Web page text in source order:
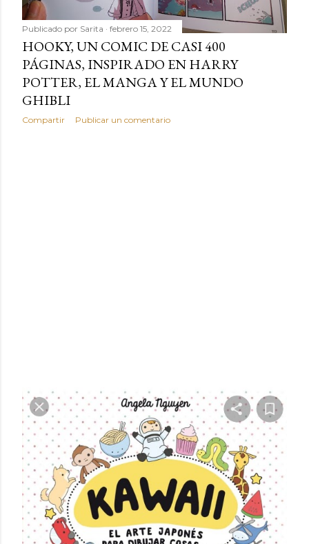
Publicado por Sarita febrero 15, 2022
HOOKY, UN COMIC DE CASI 400
PÁGINAS, INSPIRADO EN HARRY
POTTER, EL MANGA Y EL MUNDO
GHIBLI
Compartir Publicar un comentario